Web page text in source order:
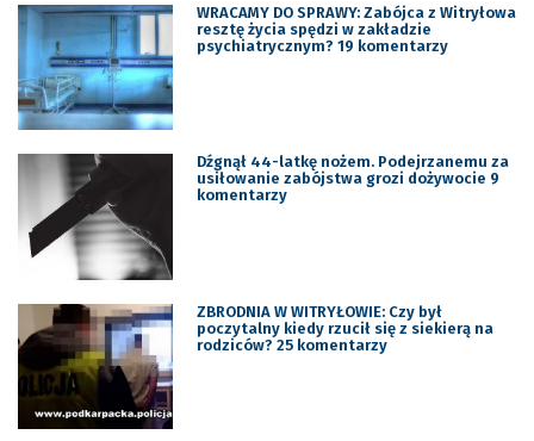
WRACAMY DO SPRAWY: Zabójca z Witryłowa
resztę życia spędzi w zakładzie
psychiatrycznym? 19 komentarzy
Dźgnął 44-latkę nożem. Podejrzanemu za
usiłowanie zabójstwa grozi dożywocie 9
komentarzy
ZBRODNIA W WITRYŁOWIE: Czy był
poczytalny kiedy rzucił się z siekierą na
rodziców? 25 komentarzy